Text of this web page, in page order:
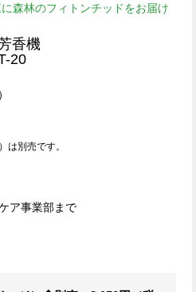
森林のフィトンチッドをお届け
香機
20
は別売です。
ア事業部まで